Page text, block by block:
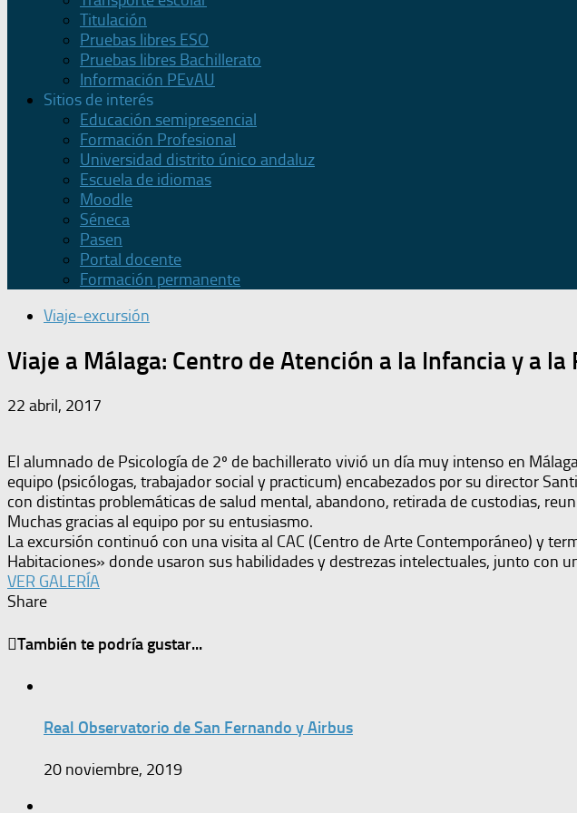
Titulación
Pruebas libres ESO
Pruebas libres Bachillerato
Información PEvAU
Sitios de interés
Educación semipresencial
Formación Profesional
Universidad distrito único andaluz
Escuela de idiomas
Moodle
Séneca
Pasen
Portal docente
Formación permanente
Viaje-excursión
Viaje a Málaga: Centro de Atención a la Infancia y a la
22 abril, 2017
El alumnado de Psicología de 2º de bachillerato vivió un día muy intenso en
equipo (psicólogas, trabajador social y practicum) encabezados por su director
con distintas problemáticas de salud mental, abandono, retirada de custodias,
Muchas gracias al equipo por su entusiasmo.
La excursión continuó con una visita al CAC (Centro de Arte Contemporáneo) y
Habitaciones» donde usaron sus habilidades y destrezas intelectuales, junto con
VER GALERÍA
Share
También te podría gustar...
Real Observatorio de San Fernando y Airbus
20 noviembre, 2019